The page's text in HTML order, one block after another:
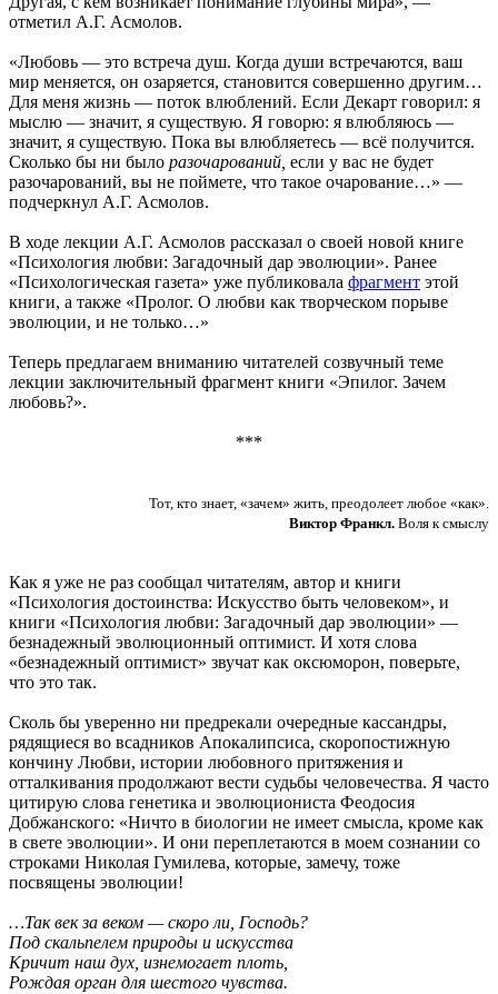
отметил А.Г. Асмолов.
«Любовь — это встреча душ. Когда души встречаются, ваш
мир меняется, он озаряется, становится совершенно другим…
Для меня жизнь — поток влюблений. Если Декарт говорил: я
мыслю — значит, я существую. Я говорю: я влюбляюсь —
значит, я существую. Пока вы влюбляетесь — всё получится.
Сколько бы ни было разочарований, если у вас не будет
разочарований, вы не поймете, что такое очарование…» —
подчеркнул А.Г. Асмолов.
В ходе лекции А.Г. Асмолов рассказал о своей новой книге
«Психология любви: Загадочный дар эволюции». Ранее
«Психологическая газета» уже публиковала фрагмент этой
книги, а также «Пролог. О любви как творческом порыве
эволюции, и не только…»
Теперь предлагаем вниманию читателей созвучный теме
лекции заключительный фрагмент книги «Эпилог. Зачем
любовь?».
***
Тот, кто знает, «зачем» жить, преодолеет любое «как».
Виктор Франкл. Воля к смыслу
Как я уже не раз сообщал читателям, автор и книги
«Психология достоинства: Искусство быть человеком», и
книги «Психология любви: Загадочный дар эволюции» —
безнадежный эволюционный оптимист. И хотя слова
«безнадежный оптимист» звучат как оксюморон, поверьте,
что это так.
Сколь бы уверенно ни предрекали очередные кассандры,
рядящиеся во всадников Апокалипсиса, скоропостижную
кончину Любви, истории любовного притяжения и
отталкивания продолжают вести судьбы человечества. Я часто
цитирую слова генетика и эволюциониста Феодосия
Добжанского: «Ничто в биологии не имеет смысла, кроме как
в свете эволюции». И они переплетаются в моем сознании со
строками Николая Гумилева, которые, замечу, тоже
посвящены эволюции!
…Так век за веком — скоро ли, Господь?
Под скальпелем природы и искусства
Кричит наш дух, изнемогает плоть,
Рождая орган для шестого чувства.